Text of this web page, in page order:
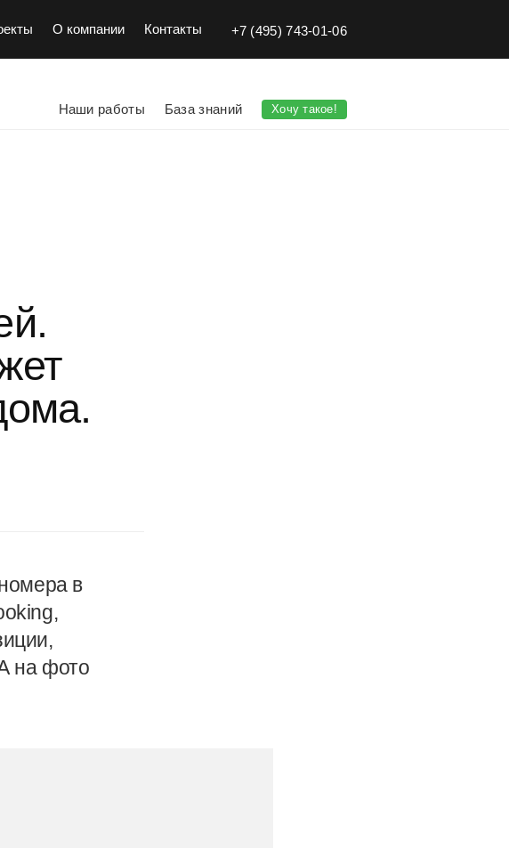
+7 (495) 743-01-06
О компании Контакты
Наши работы База знаний Хочу такое!
в
на фото